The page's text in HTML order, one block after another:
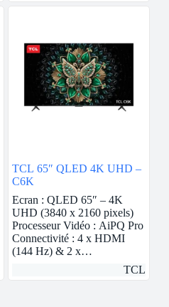
TCL 65″ QLED 4K UHD –
C6K
Ecran : QLED 65″ – 4K
UHD (3840 x 2160 pixels)
Processeur Vidéo : AiPQ Pro
Connectivité : 4 x HDMI
(144 Hz) & 2 x…
TCL